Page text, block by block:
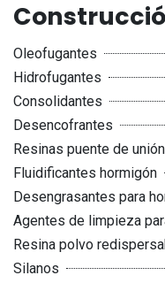
Oleofugantes
Hidrofugantes
Consolidantes
Desencofrantes
Resinas puente de unión
Fluidificantes hormigón
Desengrasantes para
Agentes de limpieza
Resina polvo
Silanos